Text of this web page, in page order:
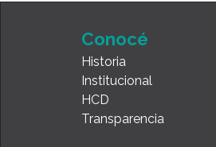
Conocé
Historia
Institucional
HCD
Transparencia